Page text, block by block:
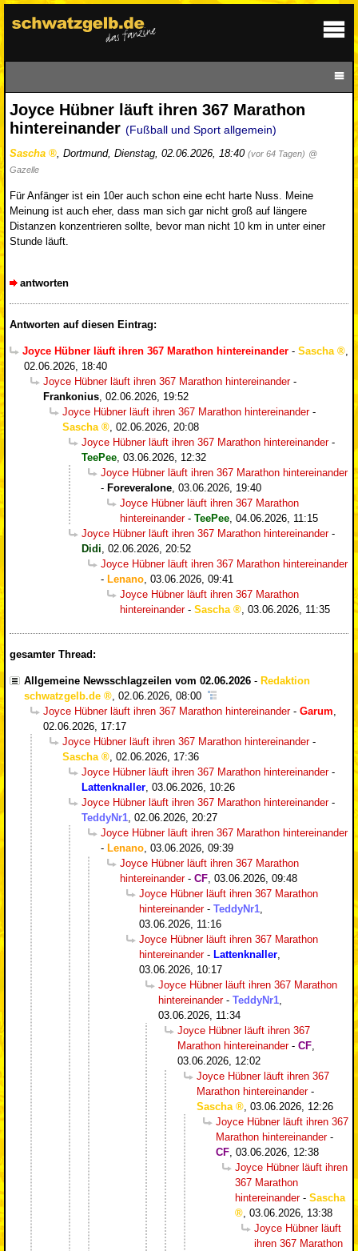
Joyce Hübner läuft ihren 367 Marathon
hintereinander (Fußball und Sport allgemein)
Sascha , Dortmund, Dienstag, 02.06.2026, 18:40 (vor 64 Tagen) @
Gazelle
Für Anfänger ist ein 10er auch schon eine echt harte Nuss. Meine
Meinung ist auch eher, dass man sich gar nicht groß auf längere
Distanzen konzentrieren sollte, bevor man nicht 10 km in unter einer
Stunde läuft.
antworten
Antworten auf diesen Eintrag:
Joyce Hübner läuft ihren 367 Marathon hintereinander - Sascha
,
02.06.2026, 18:40
Joyce Hübner läuft ihren 367 Marathon hintereinander-
Frankonius, 02.06.2026, 19:52
Joyce Hübner läuft ihren 367 Marathon hintereinander-
Sascha
, 02.06.2026, 20:08
Joyce Hübner läuft ihren 367 Marathon hintereinander-
TeePee, 03.06.2026, 12:32
Joyce Hübner läuft ihren 367 Marathon hintereinander
- Foreveralone, 03.06.2026, 19:40
Joyce Hübner läuft ihren 367 Marathon
hintereinander- TeePee, 04.06.2026, 11:15
Joyce Hübner läuft ihren 367 Marathon hintereinander-
Didi, 02.06.2026, 20:52
Joyce Hübner läuft ihren 367 Marathon hintereinander
- Lenano, 03.06.2026, 09:41
Joyce Hübner läuft ihren 367 Marathon
hintereinander- Sascha , 03.06.2026, 11:35
gesamter Thread:
Allgemeine Newsschlagzeilen vom 02.06.2026 - Redaktion
schwatzgelb.de
02.06.2026, 08:00
Joyce Hübner läuft ihren 367 Marathon hintereinander- Garum
02.06.2026, 17:17
Joyce Hübner läuft ihren 367 Marathon hintereinander-
Sascha
02.06.2026, 17:36
Joyce Hübner läuft ihren 367 Marathon hintereinander-
Lattenknaller 03.06.2026, 10:26
Joyce Hübner läuft ihren 367 Marathon hintereinander-
TeddyNr1 02.06.2026, 20:27
Joyce Hübner läuft ihren 367 Marathon hintereinander
- Lenano 03.06.2026, 09:39
Joyce Hübner läuft ihren 367 Marathon
hintereinander- CF 03.06.2026, 09:48
Joyce Hübner läuft ihren 367 Marathon
hintereinander- TeddyNr1
03.06.2026, 11:16
Joyce Hübner läuft ihren 367 Marathon
hintereinander- Lattenknaller
03.06.2026, 10:17
Joyce Hübner läuft ihren 367 Marathon
hintereinander- TeddyNr1
03.06.2026, 11:34
Joyce Hübner läuft ihren 367
Marathon hintereinander- CF
03.06.2026, 12:02
Joyce Hübner läuft ihren 367
Marathon hintereinander-
Sascha
03.06.2026, 12:26
Joyce Hübner läuft ihren 367
Marathon hintereinander-
CF 03.06.2026, 12:38
Joyce Hübner läuft ihren
367 Marathon
hintereinander- Sascha
03.06.2026, 13:38
Joyce Hübner läuft
ihren 367 Marathon